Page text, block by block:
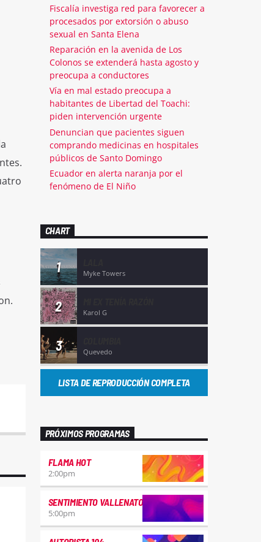
Fiscalía investiga red para favorecer a
procesados por extorsión o abuso
sexual en Santa Elena
Reparación en la avenida de Los
Colonos se extenderá hasta agosto y
preocupa a conductores
Vía en mal estado preocupa a
habitantes de Libertad del Toachi:
piden intervención urgente
Denuncian que pacientes siguen
comprando medicinas en hospitales
públicos de Santo Domingo
Ecuador en alerta naranja por el
fenómeno de El Niño
CHART
1 Myke Towers
2 Karol G
3 Quevedo
LISTA DE REPRODUCCIÓN COMPLETA
PRÓXIMOS PROGRAMAS
FLAMA HOT
2:00pm
SENTIMIENTO VALLENATO
5:00pm